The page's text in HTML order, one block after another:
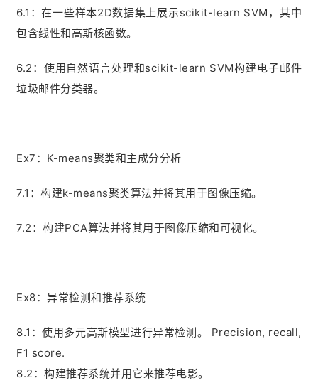
6.1：在一些样本2D数据集上展示scikit-learn SVM，其中
包含线性和高斯核函数。
6.2：使用自然语言处理和scikit-learn SVM构建电子邮件
垃圾邮件分类器。
Ex7：K-means聚类和主成分分析
7.1：构建k-means聚类算法并将其用于图像压缩。
7.2：构建PCA算法并将其用于图像压缩和可视化。
Ex8：异常检测和推荐系统
8.1：使用多元高斯模型进行异常检测。 Precision, recall,
F1 score.
8.2：构建推荐系统并用它来推荐电影。